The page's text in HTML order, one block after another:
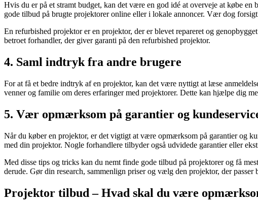
Hvis du er på et stramt budget, kan det være en god idé at overveje at købe
gode tilbud på brugte projektorer online eller i lokale annoncer. Vær dog
En refurbished projektor er en projektor, der er blevet repareret og
betroet forhandler, der giver garanti på den refurbished projektor.
4. Saml indtryk fra andre brugere
For at få et bedre indtryk af en projektor, kan det være nyttigt at læse
venner og familie om deres erfaringer med projektorer. Dette kan hjælpe dig
5. Vær opmærksom på garantier og
Når du køber en projektor, er det vigtigt at være opmærksom på garantier og
med din projektor. Nogle forhandlere tilbyder også udvidede garantier eller
Med disse tips og tricks kan du nemt finde gode tilbud på projektorer og få
derude. Gør din research, sammenlign priser og vælg den projektor, der passer
Projektor tilbud – Hvad skal du være